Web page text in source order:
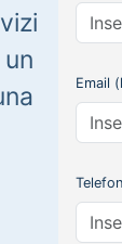
Email